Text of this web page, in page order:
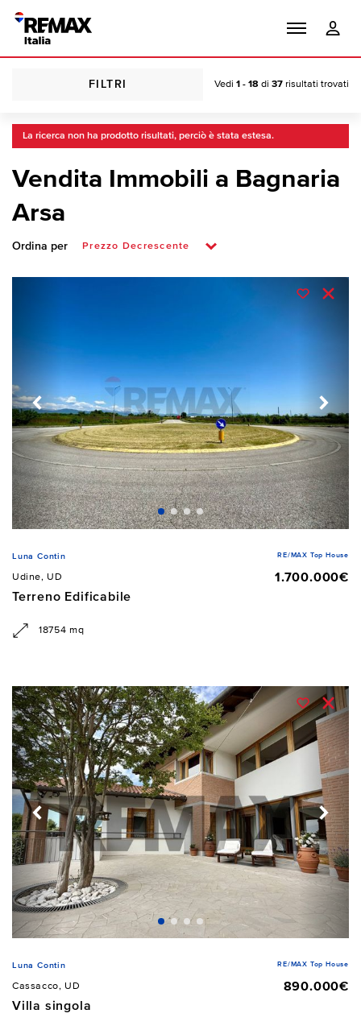
FILTRI Vedi 1 - 18 di 37 risultati trovati
La ricerca non ha prodotto risultati, perciò è stata estesa.
Vendita Immobili a Bagnaria
Arsa
Ordina per
Luna Contin RE/MAX Top House
Udine, UD
1.700.000€
Terreno Edificabile
18754 mq
Luna Contin RE/MAX Top House
Cassacco, UD
890.000€
Villa singola